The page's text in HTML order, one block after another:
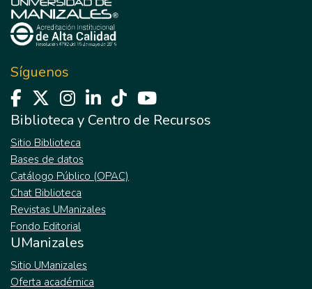
Síguenos
Biblioteca y Centro de Recursos
Sitio Biblioteca
Bases de datos
Catálogo Público (OPAC)
Chat Biblioteca
Revistas UManizales
Fondo Editorial
UManizales
Sitio UManizales
Oferta académica